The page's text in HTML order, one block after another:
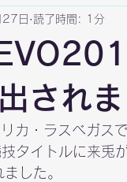
され
日 読了時間: 1分
カ・ラスベガス
タイトルに来兎
した。